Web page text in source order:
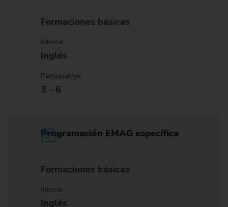
Formaciones básicas
Idioma
Inglés
Participantes
3 - 6
Programación EMAG específica
Formaciones básicas
Idioma
Inglés